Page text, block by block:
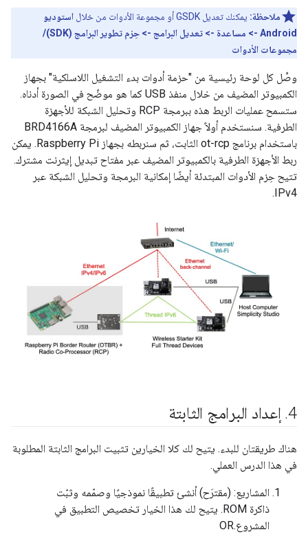
ملاحظة: يمكنك تعديل GSDK أو مجموعة الأدوات من خلال
استوديو
Android -> مساعدة -> تعديل البرامج -> حِزم تطوير البرامج (SDK)/
مجموعات الأدوات
وصِّل كل لوحة رئيسية من "حزمة أدوات بدء التشغيل اللاسلكية" بجهاز
الكمبيوتر المضيف من خلال منفذ USB كما هو موضّح في الصورة أدناه.
ستسمح عمليات الربط هذه ببرمجة RCP وتحليل الشبكة للأجهزة
الطرفية. سنستخدم أولاً جهاز الكمبيوتر المضيف لبرمجة BRD4166A
باستخدام برنامج ot-rcp الثابت، ثم سنربطه بجهاز Raspberry Pi. يمكن
ربط الأجهزة الطرفية بالكمبيوتر المضيف عبر مفتاح تبديل إيثرنت مشترك.
تتيح حِزم الأدوات المبتدئة أيضًا إمكانية البرمجة وتحليل الشبكة عبر
IPv4.
4
. إعداد البرامج الثابتة
هناك طريقتان للبدء. يتيح لك كلا الخيارين تثبيت البرامج الثابتة المطلوبة
في هذا الدرس العملي.
المشاريع: (مقترَح) أنشئ تطبيقًا نموذجيًا وصمّمه وثبّت
ذاكرة ROM. يتيح لك هذا الخيار تخصيص التطبيق في
المشروع.OR